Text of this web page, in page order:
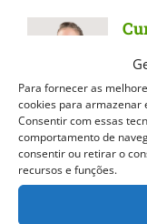
Para fornecer as
cookies para armazenar
Consentir com essas
comportamento de
consentir ou retirar o
recursos e funções.